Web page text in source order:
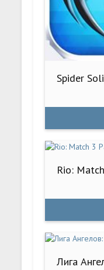
Spider
Rio:
Лига